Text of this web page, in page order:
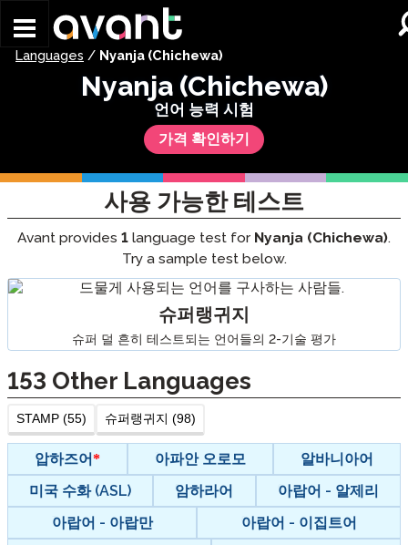
Languages / Nyanja (Chichewa)
Nyanja (Chichewa)
언어 능력 시험
가격 확인하기
사용 가능한 테스트
Avant provides 1 language test for Nyanja (Chichewa).
Try a sample test below.
슈퍼랭귀지
슈퍼 덜 흔히 테스트되는 언어들의 2-기술 평가
153 Other Languages
STAMP (55) 슈퍼랭귀지 (98)
압하즈어 아파안 오로모
알바니아어
미국 수화 (ASL)
암하라어
아랍어 - 알제리
아랍어 - 아랍만
아랍어 - 이집트어